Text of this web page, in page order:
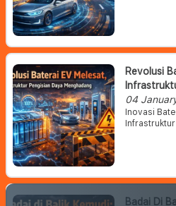
Revolusi
04
Inovasi
Badai Di